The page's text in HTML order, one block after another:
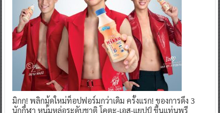
มิกกุ! พลิกมู้ดใหม่ท็อปฟอร์มกว่าเดิม ครั้งแรก! ของการดึง 3
นักกีฬา หนุ่มหล่อระดับชาติ โคตะ-เอส-แยปป์ ขึ้นแท่นพรี